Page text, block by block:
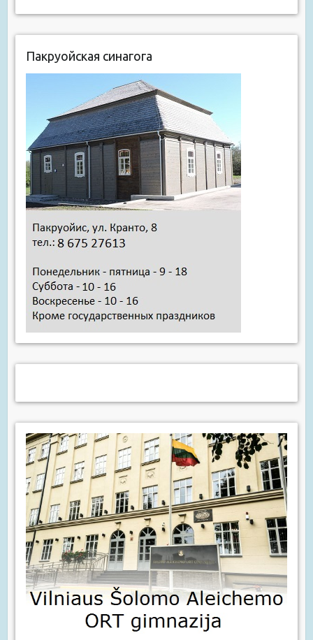
Пакруойская синагога